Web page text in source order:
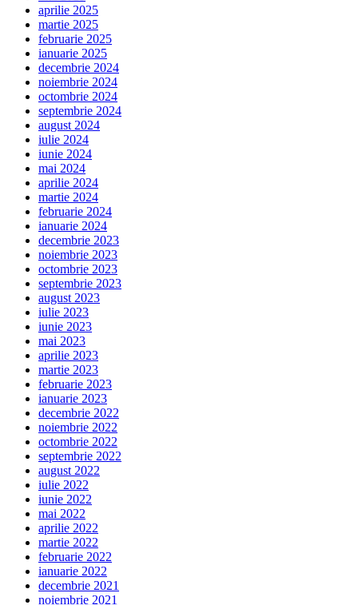
aprilie 2025
martie 2025
februarie 2025
ianuarie 2025
decembrie 2024
noiembrie 2024
octombrie 2024
septembrie 2024
august 2024
iulie 2024
iunie 2024
mai 2024
aprilie 2024
martie 2024
februarie 2024
ianuarie 2024
decembrie 2023
noiembrie 2023
octombrie 2023
septembrie 2023
august 2023
iulie 2023
iunie 2023
mai 2023
aprilie 2023
martie 2023
februarie 2023
ianuarie 2023
decembrie 2022
noiembrie 2022
octombrie 2022
septembrie 2022
august 2022
iulie 2022
iunie 2022
mai 2022
aprilie 2022
martie 2022
februarie 2022
ianuarie 2022
decembrie 2021
noiembrie 2021